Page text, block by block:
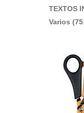
TEXTOS
Varios